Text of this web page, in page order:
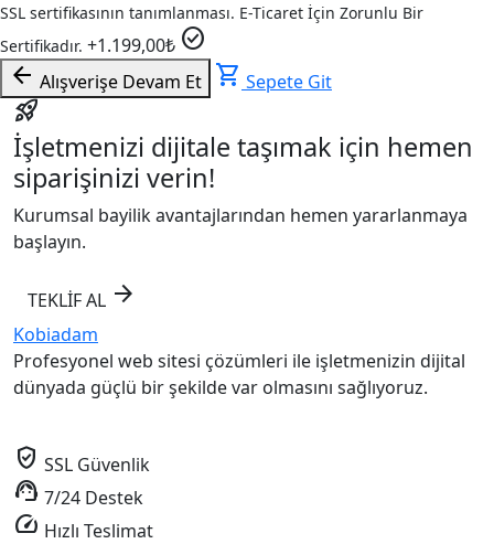
SSL sertifikasının tanımlanması. E-Ticaret İçin Zorunlu Bir
Sertifikadır. +1.199,00₺ check_circle
arrow_back Alışverişe Devam Et shopping_cart Sepete Git
rocket_launch
İşletmenizi dijitale taşımak için hemen
siparişinizi verin!
Kurumsal bayilik avantajlarından hemen yararlanmaya
başlayın.
TEKLİF AL arrow_forward
Kobiadam
Profesyonel web sitesi çözümleri ile işletmenizin dijital
dünyada güçlü bir şekilde var olmasını sağlıyoruz.
verified_user SSL Güvenlik
support_agent 7/24 Destek
speed Hızlı Teslimat